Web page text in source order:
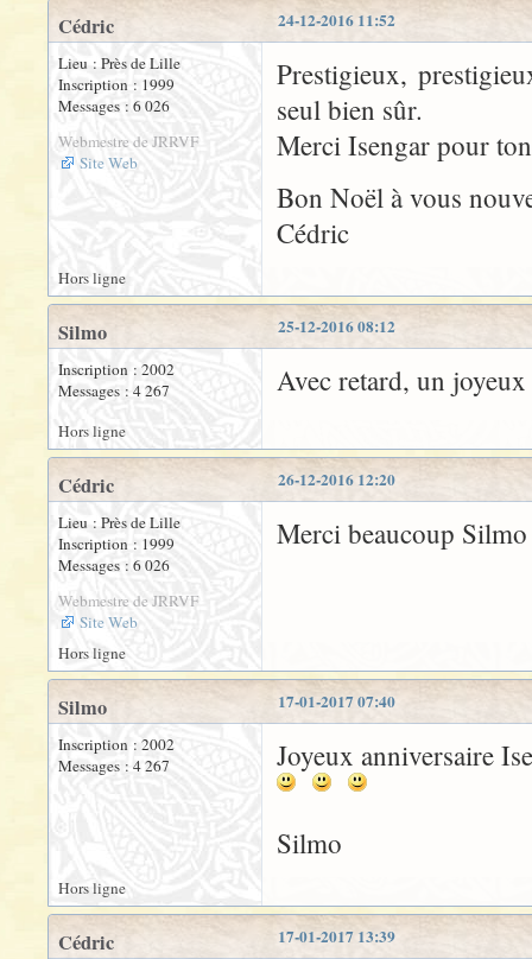
24-12-2016 11:52
Cédric
Lieu : Près de Lille
Inscription : 1999
Messages : 6 026
Webmestre de JRRVF
Site Web
Prestigieux,
seul bien sûr.
Merci Isengar pour
Bon Noël à vous
Cédric
Hors ligne
25-12-2016 08:12
Silmo
Inscription : 2002
Messages : 4 267
Avec retard, un
Hors ligne
26-12-2016 12:20
Cédric
Lieu : Près de Lille
Inscription : 1999
Messages : 6 026
Webmestre de JRRVF
Site Web
Merci beaucoup
Hors ligne
17-01-2017 07:40
Silmo
Inscription : 2002
Messages : 4 267
Joyeux anniversaire
Silmo
Hors ligne
17-01-2017 13:39
Cédric